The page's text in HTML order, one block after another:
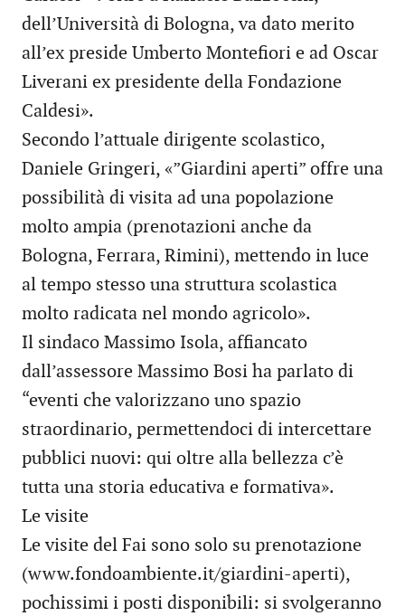
dell’Università di Bologna, va dato merito
all’ex preside Umberto Montefiori e ad Oscar
Liverani ex presidente della Fondazione
Caldesi».
Secondo l’attuale dirigente scolastico,
Daniele Gringeri, «”Giardini aperti” offre una
possibilità di visita ad una popolazione
molto ampia (prenotazioni anche da
Bologna, Ferrara, Rimini), mettendo in luce
al tempo stesso una struttura scolastica
molto radicata nel mondo agricolo».
Il sindaco Massimo Isola, affiancato
dall’assessore Massimo Bosi ha parlato di
“eventi che valorizzano uno spazio
straordinario, permettendoci di intercettare
pubblici nuovi: qui oltre alla bellezza c’è
tutta una storia educativa e formativa».
Le visite
Le visite del Fai sono solo su prenotazione
(www.fondoambiente.it/giardini-aperti),
pochissimi i posti disponibili: si svolgeranno